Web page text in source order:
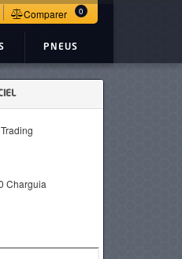
Comparer 0
PNEUS
Charguia